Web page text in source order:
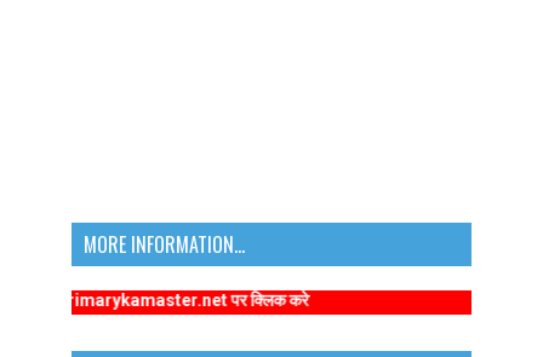
MORE INFORMATION...
पर क्लिक करे